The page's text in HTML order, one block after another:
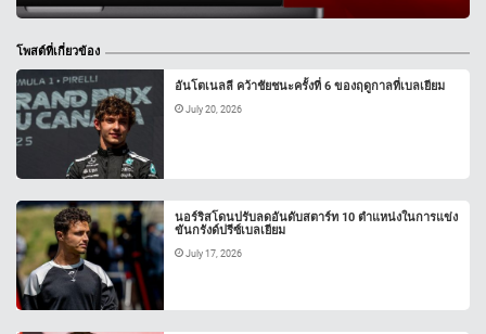
โพสต์ที่เกี่ยวข้อง
อันโตเนลลี คว้าชัยชนะครั้งที่ 6 ของฤดูกาลที่เบลเยียม
July 20, 2026
นอร์ริสโดนปรับลดอันดับสตาร์ท 10 ตำแหน่งในการแข่ง
ขันกรังด์ปรีซ์เบลเยียม
July 17, 2026